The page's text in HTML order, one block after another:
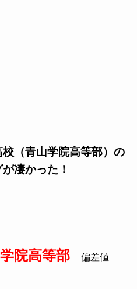
（青山学院高等部）の
凄かった！
院高等部 偏差値